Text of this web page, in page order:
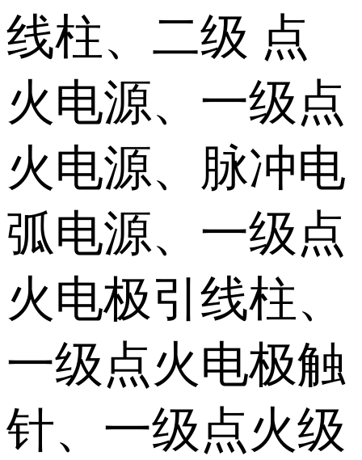
线柱、二级 点
火电源、一级点
火电源、脉冲电
弧电源、一级点
火电极引线柱、
一级点火电极触
针、一级点火级